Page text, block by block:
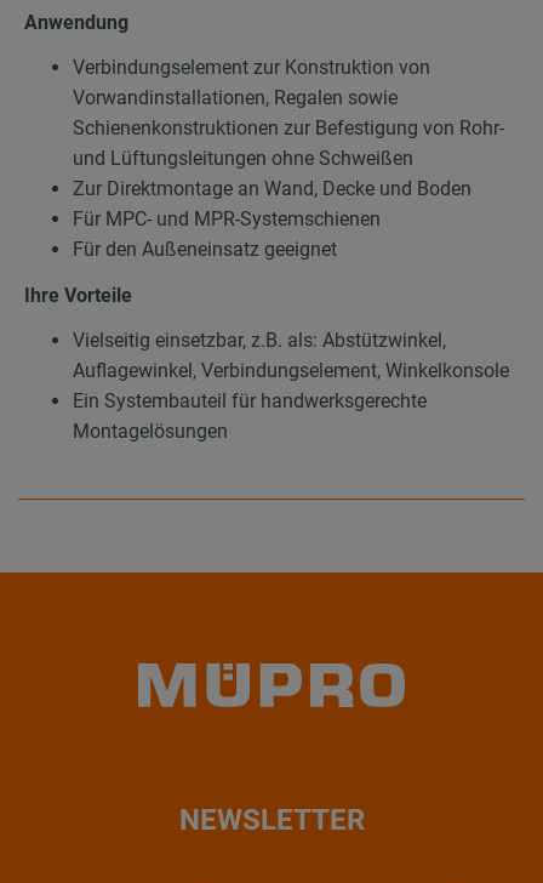
Anwendung
Verbindungselement zur Konstruktion von
Vorwandinstallationen, Regalen sowie
Schienenkonstruktionen zur Befestigung von Rohr-
und Lüftungsleitungen ohne Schweißen
Zur Direktmontage an Wand, Decke und Boden
Für MPC- und MPR-Systemschienen
Für den Außeneinsatz geeignet
Ihre Vorteile
Vielseitig einsetzbar, z.B. als: Abstützwinkel,
Auflagewinkel, Verbindungselement, Winkelkonsole
Ein Systembauteil für handwerksgerechte
Montagelösungen
NEWSLETTER